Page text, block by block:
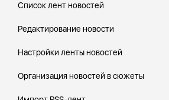
Список лент новостей
Редактирование новости
Настройки ленты новостей
Организация новостей в сюжеты